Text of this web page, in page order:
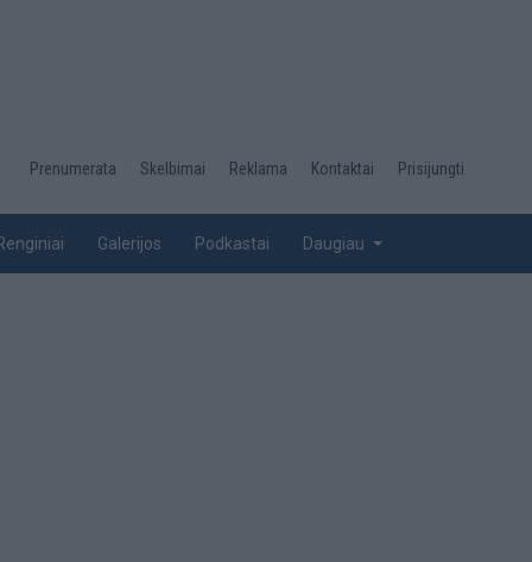
Desktop
top
Prenumerata Skelbimai Reklama Kontaktai Prisijungti
Galerijos Podkastai Daugiau